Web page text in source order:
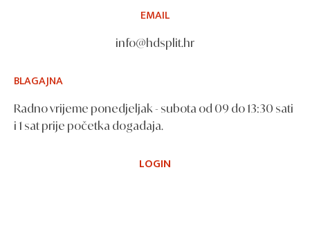
EMAIL
info@hdsplit.hr
BLAGAJNA
Radno vrijeme ponedjeljak - subota od 09 do 13:30 sati
i 1 sat prije početka događaja.
LOGIN